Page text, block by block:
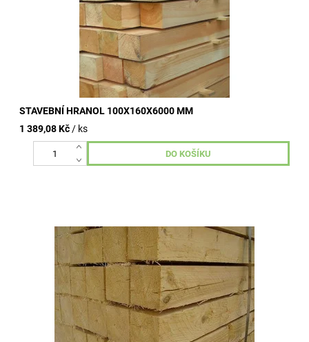
STAVEBNÍ HRANOL 100X160X6000 MM
1 389,08 Kč / ks
Stavební hranoly omítané, nehoblované, vzduchosuché.
Kvalitní dřevo od dlouhodobě ověřených výrobních závodů.
Široké využití ve...